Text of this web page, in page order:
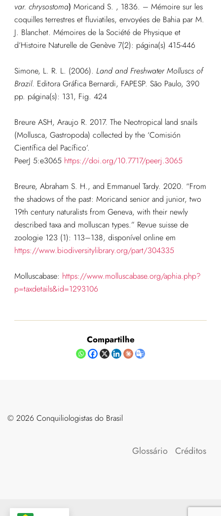
var. chrysostoma) Moricand S. , 1836. – Mémoire sur les
coquilles terrestres et fluviatiles, envoyées de Bahia par M.
J. Blanchet. Mémoires de la Société de Physique et
d’Histoire Naturelle de Genève 7(2): página(s) 415-446
Simone, L. R. L. (2006). Land and Freshwater Molluscs of
Brazil. Editora Gráfica Bernardi, FAPESP. São Paulo, 390
pp. página(s): 131, Fig. 424
Breure ASH, Araujo R. 2017. The Neotropical land snails
(Mollusca, Gastropoda) collected by the ‘Comisión
Científica del Pacífico’.
PeerJ 5:e3065 https://doi.org/10.7717/peerj.3065
Breure, Abraham S. H., and Emmanuel Tardy. 2020. “From
the shadows of the past: Moricand senior and junior, two
19th century naturalists from Geneva, with their newly
described taxa and molluscan types.” Revue suisse de
zoologie 123 (1): 113–138, disponível online em
https://www.biodiversitylibrary.org/part/304335
Molluscabase: https://www.molluscabase.org/aphia.php?
p=taxdetails&id=1293106
Compartilhe
©️ 2026 Conquiliologistas do Brasil
Glossário Créditos